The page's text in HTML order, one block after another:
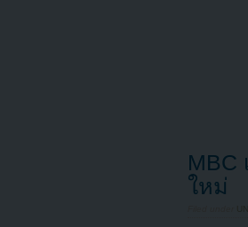
MBC
ใหม่